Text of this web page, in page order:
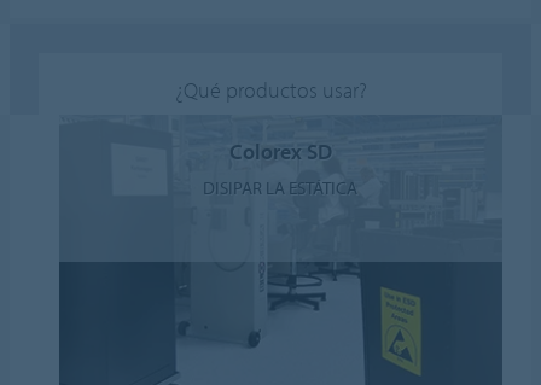
¿Qué productos usar?
Colorex SD
DISIPAR LA ESTÁTICA